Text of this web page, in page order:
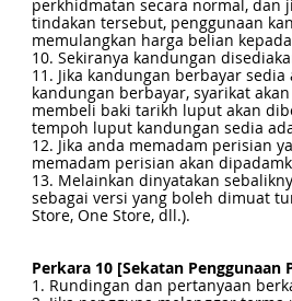
perkhidmatan secara normal, dan
tindakan tersebut, penggunaan
memulangkan harga belian
10. Sekiranya kandungan
11. Jika kandungan berbayar
kandungan berbayar, syarikat
membeli baki tarikh luput akan
tempoh luput kandungan sedia
12. Jika anda memadam perisian
memadam perisian akan
13. Melainkan dinyatakan
sebagai versi yang boleh dimuat
Store, One Store, dll.).
Perkara 10 [Sekatan Penggunaan
1. Rundingan dan pertanyaan